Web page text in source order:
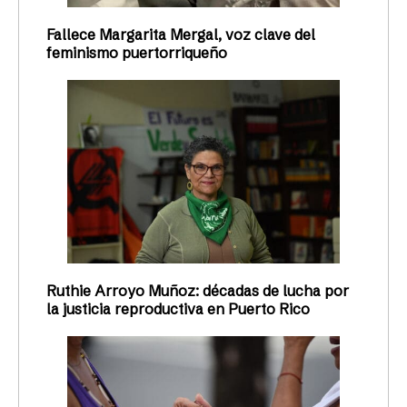
Fallece Margarita Mergal, voz clave del
feminismo puertorriqueño
Ruthie Arroyo Muñoz: décadas de lucha por
la justicia reproductiva en Puerto Rico